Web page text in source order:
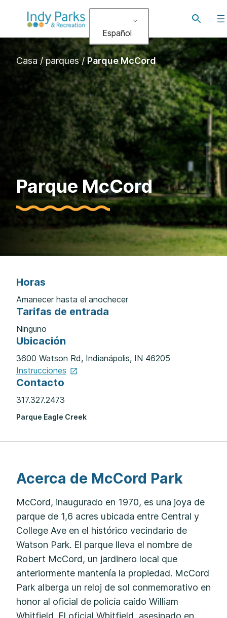
Español
Alternar
Casa /parques/Parque McCord
Parque McCord
Horas
Amanecer hasta el anochecer
Tarifas de entrada
Ninguno
Ubicación
3600 Watson Rd, Indianápolis, IN 46205
Instrucciones
Contacto
317.327.2473
Parque Eagle Creek
Acerca de McCord Park
McCord, inaugurado en 1970, es una joya de
parque de 1,6 acres ubicada entre Central y
College Ave en el histórico vecindario de
Watson Park. El parque lleva el nombre de
Robert McCord, un jardinero local que
anteriormente mantenía la propiedad. McCord
Park alberga un reloj de sol conmemorativo en
honor al oficial de policía caído William
Whitfield. El oficial Whitfield, asesinado en